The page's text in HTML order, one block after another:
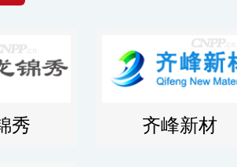
秀 齐峰新材